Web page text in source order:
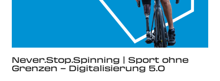
Never.Stop.Spinning | Sport ohne
Grenzen – Digitalisierung 5.0